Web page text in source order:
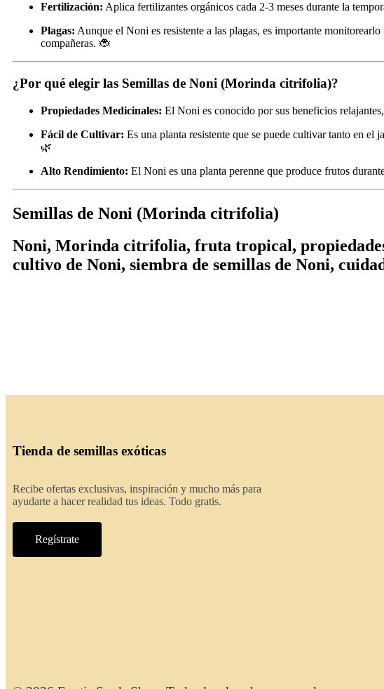
Fertilización: Aplica fertilizantes orgánicos cada 2-3 meses durante la
Plagas: Aunque el Noni es resistente a las plagas, es importante
compañeras. 🐞
¿Por qué elegir las Semillas de Noni (Morinda citrifolia)?
Propiedades Medicinales: El Noni es conocido por sus beneficios
Fácil de Cultivar: Es una planta resistente que se puede cultivar tanto en
🌿
Alto Rendimiento: El Noni es una planta perenne que produce frutos
Semillas de Noni (Morinda citrifolia)
Noni, Morinda citrifolia, fruta tropical,
cultivo de Noni, siembra de semillas de Noni,
Tienda de semillas exóticas
Recibe ofertas exclusivas, inspiración y mucho más para
ayudarte a hacer realidad tus ideas. Todo gratis.
Regístrate